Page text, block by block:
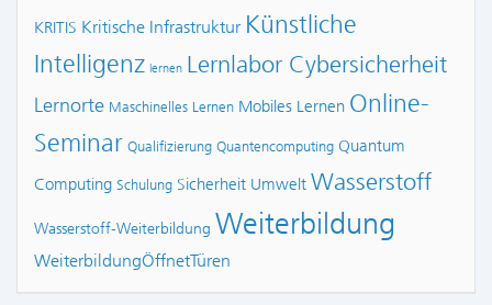
KRITIS Kritische Infrastruktur Künstliche
Intelligenz lernen Lernlabor Cybersicherheit
Lernorte Maschinelles Lernen Mobiles Lernen Online-
Seminar Qualifizierung Quantencomputing Quantum
Computing Schulung Sicherheit Umwelt Wasserstoff
Wasserstoff-Weiterbildung Weiterbildung
WeiterbildungÖffnetTüren